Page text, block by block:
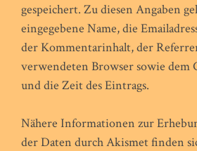
gespeichert. Zu diesen Angaben
eingegebene Name, die
der Kommentarinhalt, der
verwendeten Browser sowie dem
und die Zeit des Eintrags.
Nähere Informationen zur
der Daten durch Akismet finden